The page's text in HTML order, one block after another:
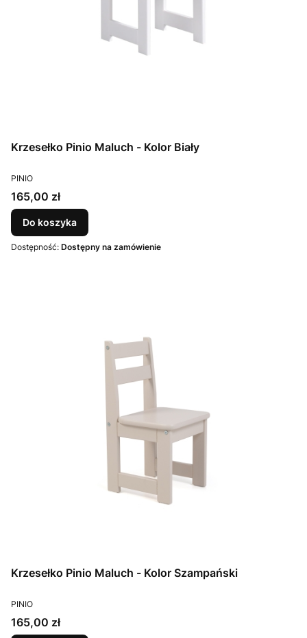
Krzesełko Pinio Maluch - Kolor Biały
PRODUCENT
PINIO
Cena
165,00 zł
Do koszyka
Dostępność: Dostępny na zamówienie
Krzesełko Pinio Maluch - Kolor Szampański
PRODUCENT
PINIO
Cena
165,00 zł